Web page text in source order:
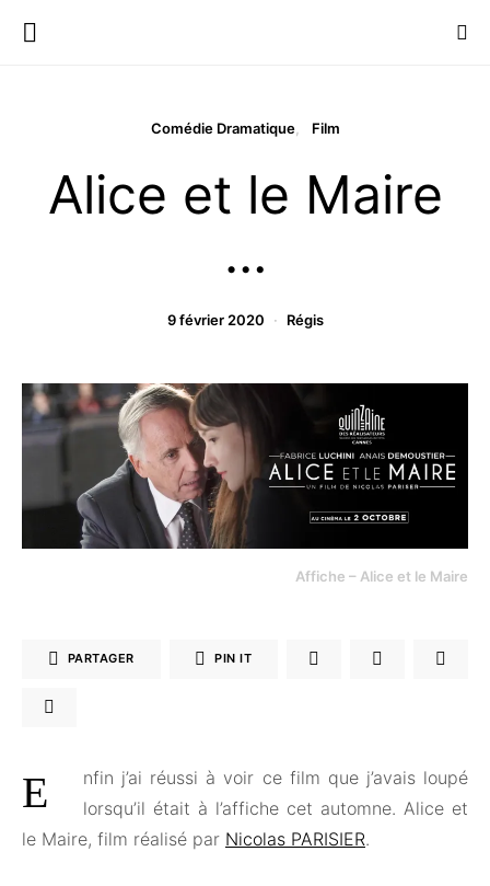
Comédie Dramatique Film
Alice et le Maire
…
9 février 2020 Régis
Affiche – Alice et le Maire
PARTAGER PIN IT
Enfin j’ai réussi à voir ce film que j’avais loupé
lorsqu’il était à l’affiche cet automne. Alice et
le Maire, film réalisé par Nicolas PARISIER.